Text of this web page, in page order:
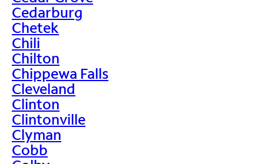
Cedarburg
Chetek
Chili
Chilton
Chippewa Falls
Cleveland
Clinton
Clintonville
Clyman
Cobb